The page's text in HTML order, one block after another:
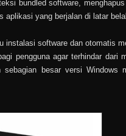
bundled software,
aplikasi yang berjalan di latar
instalasi software dan otomatis
pengguna agar terhindar dari
besar versi Windows